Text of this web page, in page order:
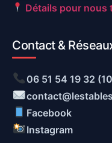
Détails pour nous
Contact &
06 51 54 19 32
Facebook
Instagram